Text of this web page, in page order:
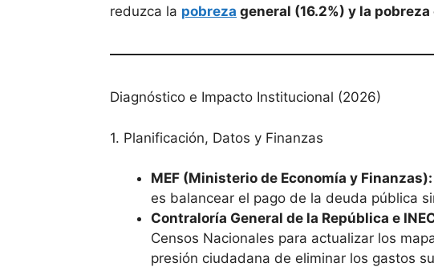
reduzca la pobreza general (16.2%) y la
Diagnóstico e Impacto Institucional (2026)
1. Planificación, Datos y Finanzas
MEF (Ministerio de Economía y Finanzas):
es balancear el pago de la deuda pública
Contraloría General de la República e
Censos Nacionales para actualizar los
presión ciudadana de eliminar los gastos